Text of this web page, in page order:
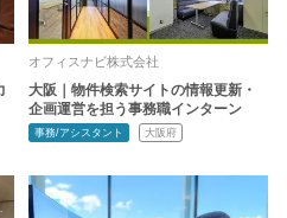
オフィスナビ株式会社
大阪｜物件検索サイトの情報更新・
企画運営を担う事務職インターン
事務/アシスタント 大阪府